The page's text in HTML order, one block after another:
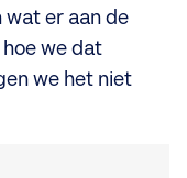
wat er aan de
we dat
we het niet